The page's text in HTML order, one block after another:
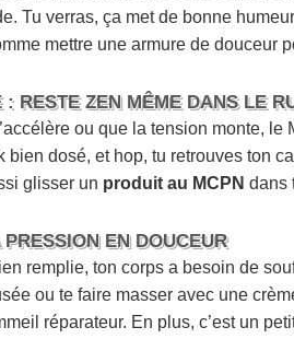
Tu verras, ça met de bonne
mettre une armure de douceur
RESTE ZEN MÊME DANS LE
ou que la tension monte,
bien dosé, et hop, tu retrouves ton
glisser un produit au MCPN dans
EN DOUCEUR
remplie, ton corps a besoin de
ou te faire masser avec une
réparateur. En plus, c’est un